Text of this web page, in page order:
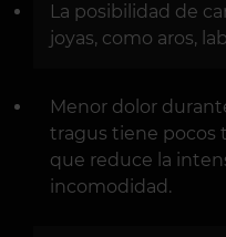
La posibilidad de
joyas, como aros,
Menor dolor
tragus tiene pocos
que reduce la
incomodidad.